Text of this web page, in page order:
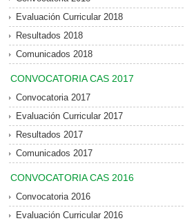
Evaluación Curricular 2018
Resultados 2018
Comunicados 2018
CONVOCATORIA CAS 2017
Convocatoria 2017
Evaluación Curricular 2017
Resultados 2017
Comunicados 2017
CONVOCATORIA CAS 2016
Convocatoria 2016
Evaluación Curricular 2016